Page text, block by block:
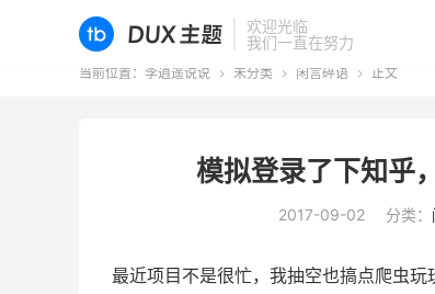
欢迎光临
我们一直在努力
当前位置： 李逍遥说说  未分类  闲言碎语  正文
模拟登录了下知乎
2017-09-02 分类：
最近项目不是很忙，我抽空也搞点爬虫